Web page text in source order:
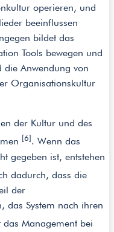
operieren, und
beeinflussen
bildet das
Tools bewegen und
die Anwendung von
Organisationskultur
der Kultur und des
[6]. Wenn das
gegeben ist, entstehen
dadurch, dass die
der
das System nach ihren
Management bei